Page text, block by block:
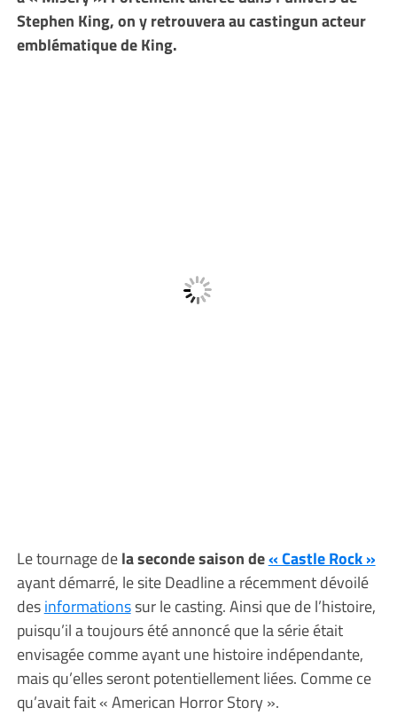
Stephen King, on y retrouvera au castingun acteur
emblématique de King.
Le tournage dela seconde saison de« Castle Rock »
ayant démarré, le site Deadline a récemment dévoilé
desinformationssur le casting. Ainsi que de l’histoire,
puisqu’il a toujours été annoncé que la série était
envisagée comme ayant une histoire indépendante,
mais qu’elles seront potentiellement liées. Comme ce
qu’avait fait « American Horror Story ».